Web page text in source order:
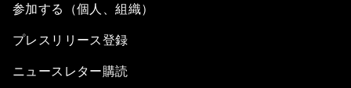
参加する（個人、組織）
プレスリリース登録
ニュースレター購読